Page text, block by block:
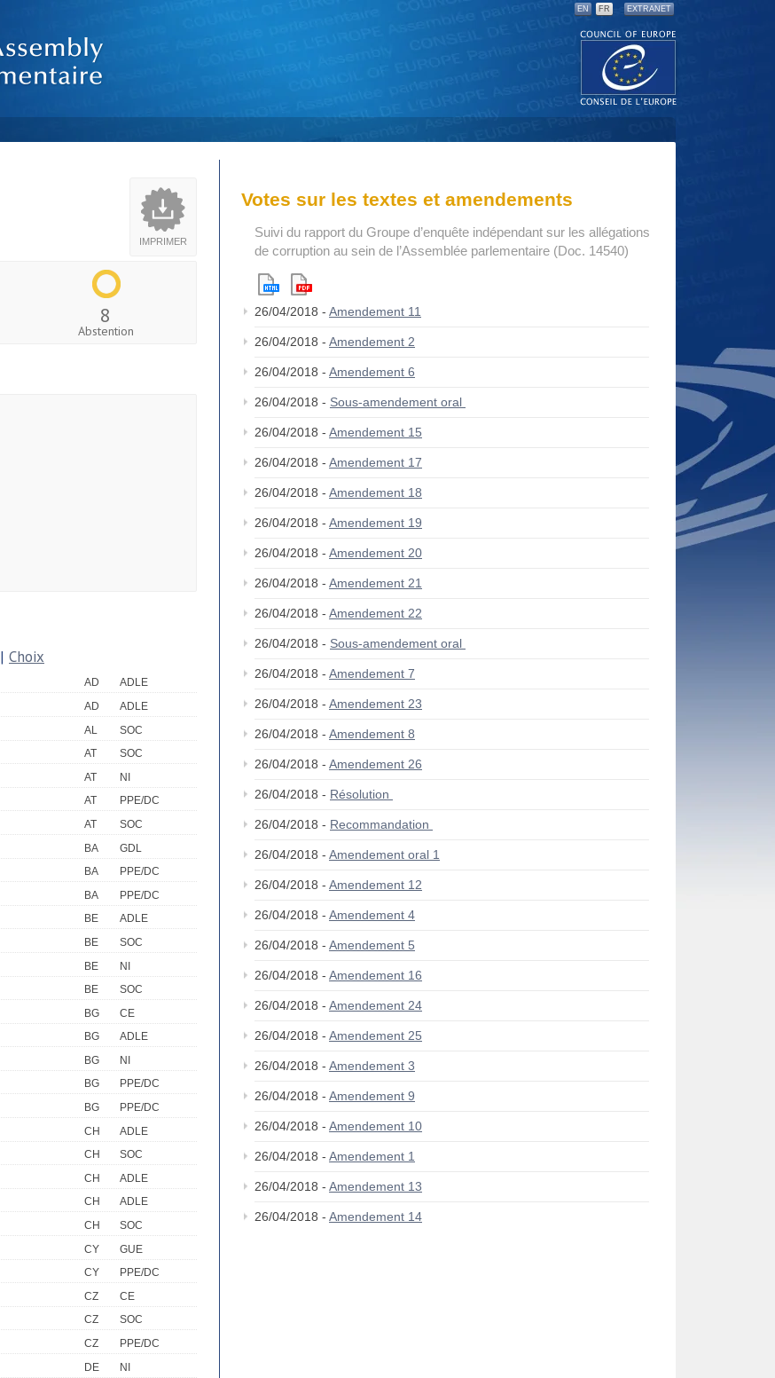
EN FR EXTRANET
IMPRIMER
8
Abstention
| Choix
AD
ADLE
AD
ADLE
AL
SOC
AT
SOC
AT
NI
AT
PPE/DC
AT
SOC
BA
GDL
BA
PPE/DC
BA
PPE/DC
BE
ADLE
BE
SOC
BE
NI
BE
SOC
BG
CE
BG
ADLE
BG
NI
BG
PPE/DC
BG
PPE/DC
CH
ADLE
CH
SOC
CH
ADLE
CH
ADLE
CH
SOC
CY
GUE
CY
PPE/DC
CZ
CE
CZ
SOC
CZ
PPE/DC
DE
NI
Votes sur les textes et amendements
Suivi du rapport du Groupe d’enquête indépendant sur les allégations
de corruption au sein de l’Assemblée parlementaire (Doc. 14540)
26/04/2018 - Amendement 11
26/04/2018 - Amendement 2
26/04/2018 - Amendement 6
26/04/2018 - Sous-amendement oral
26/04/2018 - Amendement 15
26/04/2018 - Amendement 17
26/04/2018 - Amendement 18
26/04/2018 - Amendement 19
26/04/2018 - Amendement 20
26/04/2018 - Amendement 21
26/04/2018 - Amendement 22
26/04/2018 - Sous-amendement oral
26/04/2018 - Amendement 7
26/04/2018 - Amendement 23
26/04/2018 - Amendement 8
26/04/2018 - Amendement 26
26/04/2018 - Résolution
26/04/2018 - Recommandation
26/04/2018 - Amendement oral 1
26/04/2018 - Amendement 12
26/04/2018 - Amendement 4
26/04/2018 - Amendement 5
26/04/2018 - Amendement 16
26/04/2018 - Amendement 24
26/04/2018 - Amendement 25
26/04/2018 - Amendement 3
26/04/2018 - Amendement 9
26/04/2018 - Amendement 10
26/04/2018 - Amendement 1
26/04/2018 - Amendement 13
26/04/2018 - Amendement 14